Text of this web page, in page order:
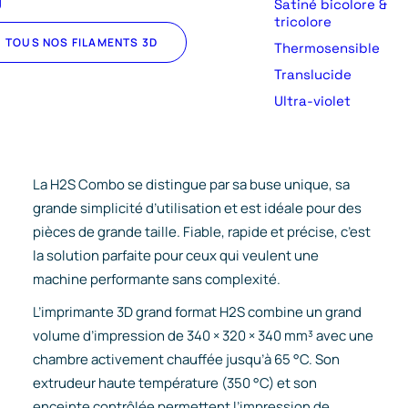
TOUS NOS FILAMENTS 3D
Satiné bicolore &
tricolore
Thermosensible
Translucide
Ultra-violet
La H2S Combo se distingue par sa buse unique, sa
grande simplicité d’utilisation et est idéale pour des
pièces de grande taille. Fiable, rapide et précise, c’est
la solution parfaite pour ceux qui veulent une
machine performante sans complexité.
L’imprimante 3D grand format H2S combine un grand
volume d’impression de 340 × 320 × 340 mm³ avec une
chambre activement chauffée jusqu’à 65 °C. Son
extrudeur haute température (350 °C) et son